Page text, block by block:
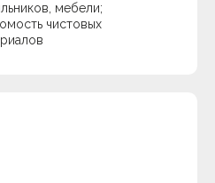
мебели;
чистовых